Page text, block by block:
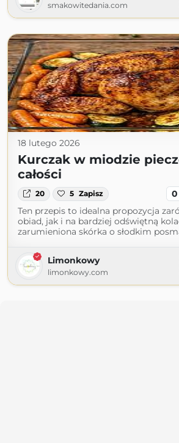
smakowitedania.com
18 lutego 2026
Kurczak w miodzie
całości
20 5 Zapisz 0
Ten przepis to idealna propozycja
obiad, jak i na bardziej odświętną
zarumieniona skórka o słodkim
Limonkowy
limonkowy.com